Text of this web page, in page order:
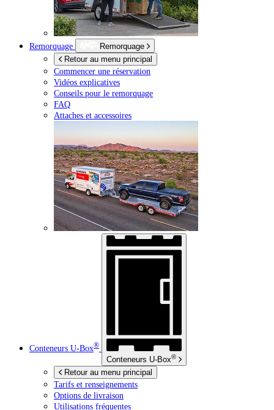
Remorquage
Remorquage
Retour au menu principal
Commencer une réservation
Vidéos explicatives
Conseils pour le remorquage
FAQ
Attaches et accessoires
Conteneurs U-Box®
Conteneurs U-Box®
Retour au menu principal
Tarifs et renseignements
Options de livraison
Utilisations fréquentes